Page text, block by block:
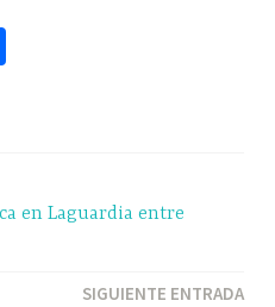
rti
r en Laguardia entre
SIGUIENTE ENTRADA